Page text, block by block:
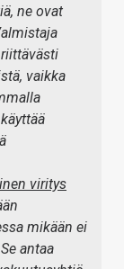
ne ovat
vaikka
viritys
mikään ei
antaa